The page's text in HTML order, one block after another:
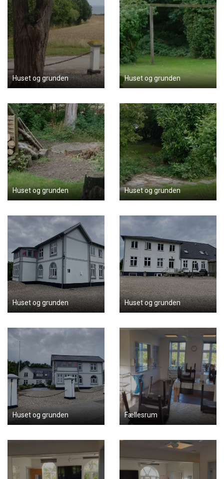
Huset og grunden Huset og grunden
Huset og grunden Huset og grunden
Huset og grunden Huset og grunden
Huset og grunden Fællesrum